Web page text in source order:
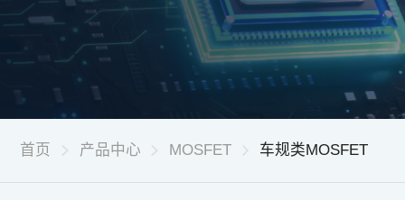
服务支持
新闻资讯
首页 产品中心 MOSFET 车规类MOSFET